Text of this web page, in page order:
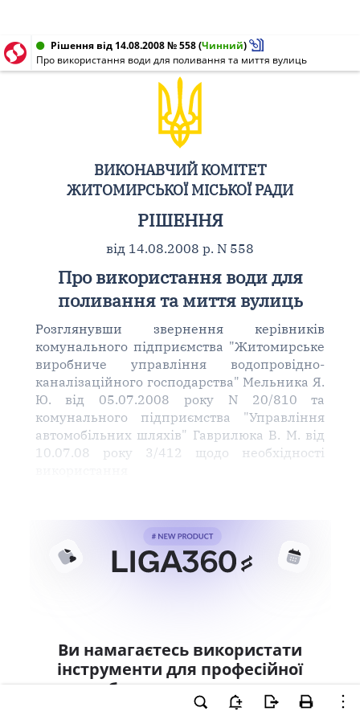
Рішення від 14.08.2008 № 558(Чинний)
Про використання води для поливання та миття вулиць
ВИКОНАВЧИЙ КОМІТЕТ
ЖИТОМИРСЬКОЇ МІСЬКОЇ РАДИ
РІШЕННЯ
від 14.08.2008 р. N 558
Про використання води для
поливання та миття вулиць
Розглянувши звернення керівників
комунального підприємства "Житомирське
виробниче управління водопровідно-
каналізаційного господарства" Мельника Я.
Ю. від 05.07.2008 року N 20/810 та
комунального підприємства "Управління
автомобільних шляхів" Гаврилюка В. М. від
10.07.08 року 3/412 щодо необхідності
Ви намагаєтесь використати
інструменти для професійної
роботи з документом.
Ці можливості доступні тільки користувачам